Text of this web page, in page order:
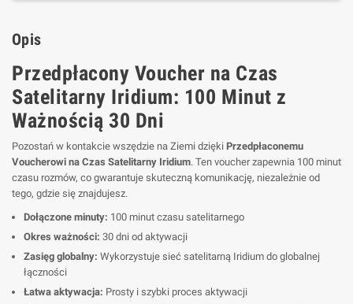
Opis
Przedpłacony Voucher na Czas
Satelitarny Iridium: 100 Minut z
Ważnością 30 Dni
Pozostań w kontakcie wszędzie na Ziemi dzięki Przedpłaconemu
Voucherowi na Czas Satelitarny Iridium. Ten voucher zapewnia 100 minut
czasu rozmów, co gwarantuje skuteczną komunikację, niezależnie od
tego, gdzie się znajdujesz.
Dołączone minuty: 100 minut czasu satelitarnego
Okres ważności: 30 dni od aktywacji
Zasięg globalny: Wykorzystuje sieć satelitarną Iridium do globalnej
łączności
Łatwa aktywacja: Prosty i szybki proces aktywacji